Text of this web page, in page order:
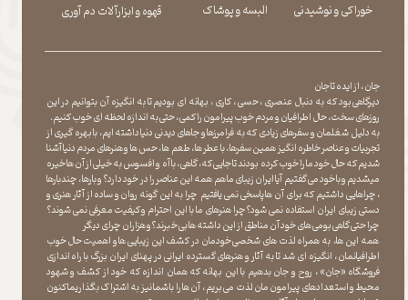
​​​​​​​خوراکی و نوشیدنی
​​​​​​​البسه و پوشاک
​​​​​​​قهوه و ابزارآلات دم آوری
جان ، از ایده تا جان
دیرگاهی بود که به دنبال عنصری ، حسی ، کاری ، بهانه ای بودیم تا به انگیزه آن بتوانیم در این
روزهای سخت ، حال اطرافیان و مردم خوب پیرامون را کمی ، حتی به اندازه لحظه ای خوب کنیم.
به دلیل شغلمان و سفرهای زیادی که به فرامرزها و جاهای دیدنی دنیا داشته ایم، با بهره گیری از
تجربیات و عناصر خاطره انگیز همین سفرها ، با عطر ها ، طعم ها ، حس ها و هنرهای مردم دنیا آشنا
شدیم که حال خود ما را خوب کرده بودند تا جایی که، گاهی ، با آه و افسوس به خیلی از آن ها خیره
میشدیم و با خود می گفتیم آیا ایران زیبای ما هم همه این عناصر را در خود دارد؟ و بارها ، چندبارها
، چراهایی داشتیم که برای آن ها پاسخی نمی یافتیم چرا به این گونه روان و ساده از آثار هنری و
دستی زیبای ایران استفاده نمی شود؟چرا هنرهای ما با این احترام و کیفیت معرفی نمی شوند؟
چرا حتی گاهی بومی های خود آن مناطق از این داشته ها بی خبرند؟و هزاران چرای دیگر
​​​​​​​ همه این ها، به همراه لذت های شخصی خودمان در کشف این زیبایی ها و اهمیت حال خوب
اطرافیانمان ، انگیزه ای شد تا به آثار و هنرهای گسترده ایرانی در پهنای ایران بزرگ با راه اندازی
فروشگاه «جان» ، روح و جان بدهیم با این بهانه که همان اندازه که خود از کشف و شهود
محیط و استعدادهای پیرامون مان لذت می بریم ، آن ها را با شما نیز به اشتراک بگذاریماکنون